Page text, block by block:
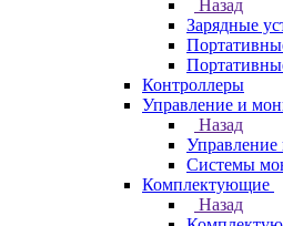
Назад
Зарядные
Контроллеры
Управление и
Назад
Системы
Комплектующие
Назад